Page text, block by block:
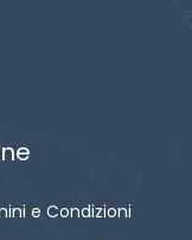
e Condizioni